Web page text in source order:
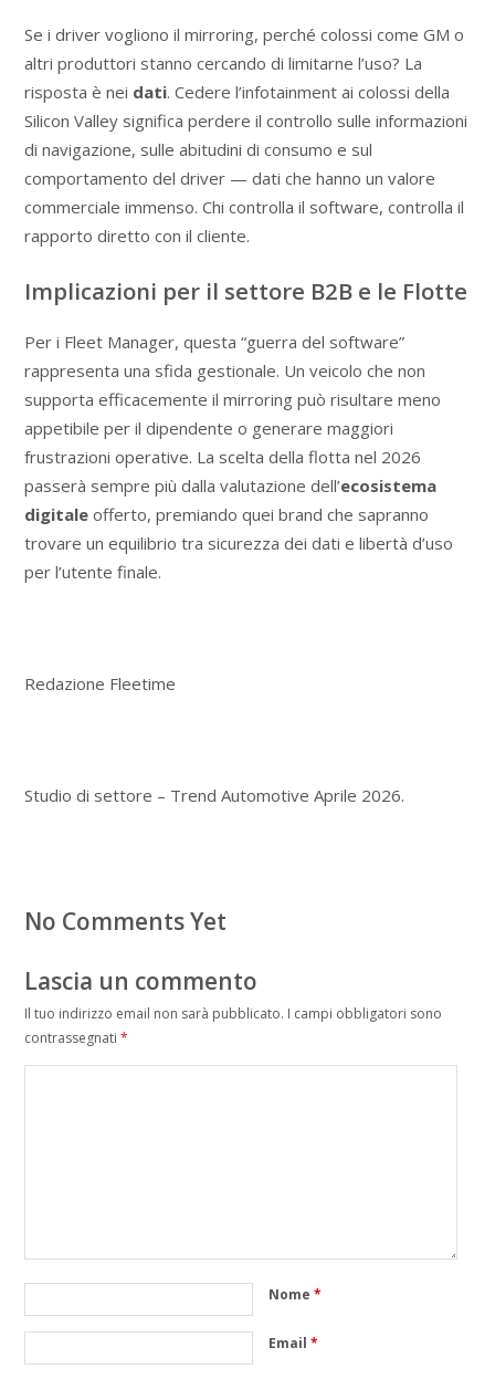
Se i driver vogliono il mirroring, perché colossi come GM o
altri produttori stanno cercando di limitarne l’uso? La
risposta è nei dati. Cedere l’infotainment ai colossi della
Silicon Valley significa perdere il controllo sulle informazioni
di navigazione, sulle abitudini di consumo e sul
comportamento del driver — dati che hanno un valore
commerciale immenso. Chi controlla il software, controlla il
rapporto diretto con il cliente.
Implicazioni per il settore B2B e le Flotte
Per i Fleet Manager, questa “guerra del software”
rappresenta una sfida gestionale. Un veicolo che non
supporta efficacemente il mirroring può risultare meno
appetibile per il dipendente o generare maggiori
frustrazioni operative. La scelta della flotta nel 2026
passerà sempre più dalla valutazione dell’ecosistema
digitaleofferto, premiando quei brand che sapranno
trovare un equilibrio tra sicurezza dei dati e libertà d’uso
per l’utente finale.
Redazione Fleetime
Studio di settore – Trend Automotive Aprile 2026.
No Comments Yet
Lascia un commento
Il tuo indirizzo email non sarà pubblicato. I campi obbligatori sono
contrassegnati *
Nome *
Email *